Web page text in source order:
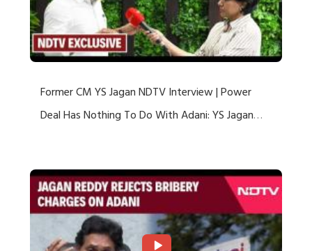
Former CM YS Jagan NDTV Interview | Power
Deal Has Nothing To Do With Adani: YS Jagan